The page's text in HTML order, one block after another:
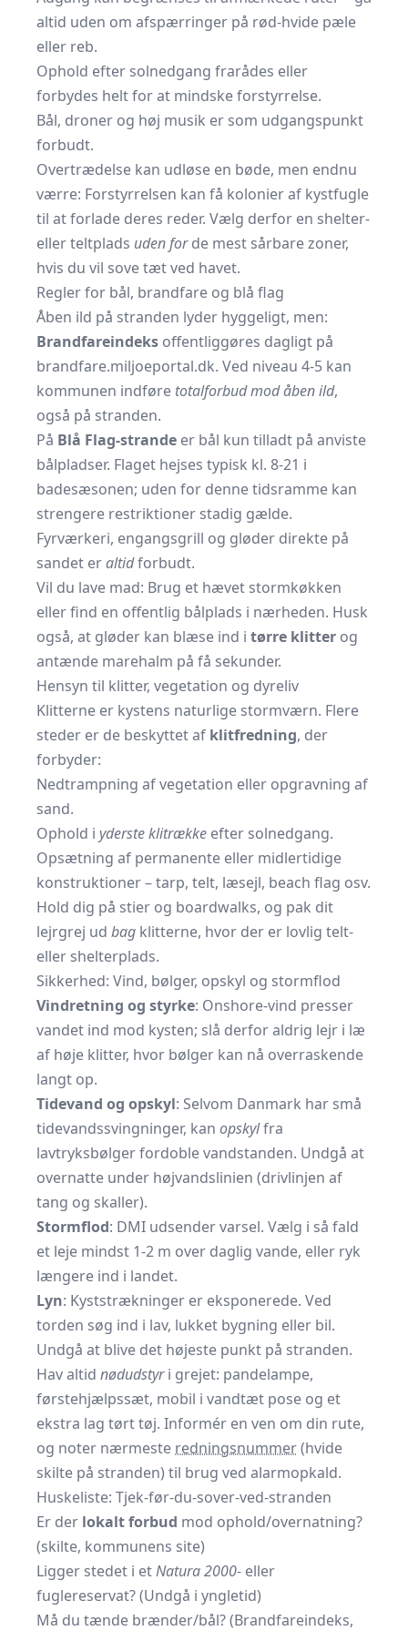
altid uden om afspærringer på rød-hvide pæle
eller reb.
Ophold efter solnedgang frarådes eller
forbydes helt for at mindske forstyrrelse.
Bål, droner og høj musik er som udgangspunkt
forbudt.
Overtrædelse kan udløse en bøde, men endnu
værre: Forstyrrelsen kan få kolonier af kystfugle
til at forlade deres reder. Vælg derfor en shelter-
eller teltplads uden forde mest sårbare zoner,
hvis du vil sove tæt ved havet.
Regler for bål, brandfare og blå flag
Åben ild på stranden lyder hyggeligt, men:
Brandfareindeks offentliggøres dagligt på
brandfare.miljoeportal.dk. Ved niveau 4-5 kan
kommunen indføre totalforbud mod åben ild,
også på stranden.
På Blå Flag-strande er bål kun tilladt på anviste
bålpladser. Flaget hejses typisk kl. 8-21 i
badesæsonen; uden for denne tidsramme kan
strengere restriktioner stadig gælde.
Fyrværkeri, engangsgrill og gløder direkte på
sandet eraltidforbudt.
Vil du lave mad: Brug et hævet stormkøkken
eller find en offentlig bålplads i nærheden. Husk
også, at gløder kan blæse ind i tørre klitter og
antænde marehalm på få sekunder.
Hensyn til klitter, vegetation og dyreliv
Klitterne er kystens naturlige stormværn. Flere
steder er de beskyttet af klitfredning, der
forbyder:
Nedtrampning af vegetation eller opgravning af
sand.
Ophold i yderste klitrække efter solnedgang.
Opsætning af permanente eller midlertidige
konstruktioner – tarp, telt, læsejl, beach flag osv.
Hold dig på stier og boardwalks, og pak dit
lejrgrej ud bag klitterne, hvor der er lovlig telt-
eller shelterplads.
Sikkerhed: Vind, bølger, opskyl og stormflod
Vindretning og styrke: Onshore-vind presser
vandet ind mod kysten; slå derfor aldrig lejr i læ
af høje klitter, hvor bølger kan nå overraskende
langt op.
Tidevand og opskyl: Selvom Danmark har små
tidevandssvingninger, kan opskylfra
lavtryksbølger fordoble vandstanden. Undgå at
overnatte under højvandslinien (drivlinjen af
tang og skaller).
Stormflod: DMI udsender varsel. Vælg i så fald
et leje mindst 1-2 m over daglig vande, eller ryk
længere ind i landet.
Lyn: Kyststrækninger er eksponerede. Ved
torden søg ind i lav, lukket bygning eller bil.
Undgå at blive det højeste punkt på stranden.
Hav altid nødudstyri grejet: pandelampe,
førstehjælpssæt, mobil i vandtæt pose og et
ekstra lag tørt tøj. Informér en ven om din rute,
og noter nærmeste redningsnummer(hvide
skilte på stranden) til brug ved alarmopkald.
Huskeliste: Tjek-før-du-sover-ved-stranden
Er der lokalt forbud mod ophold/overnatning?
(skilte, kommunens site)
Ligger stedet i etNatura 2000- eller
fuglereservat? (Undgå i yngletid)
Må du tænde brænder/bål? (Brandfareindeks,